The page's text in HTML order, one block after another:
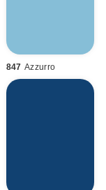
847 Azzurro